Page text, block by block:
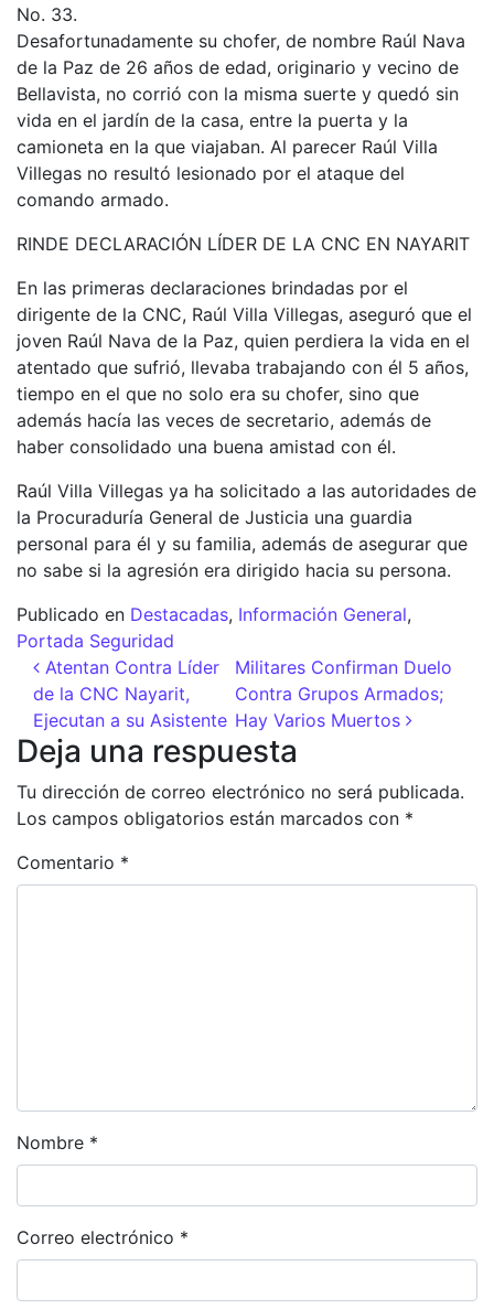
No. 33.
Desafortunadamente su chofer, de nombre Raúl Nava
de la Paz de 26 años de edad, originario y vecino de
Bellavista, no corrió con la misma suerte y quedó sin
vida en el jardín de la casa, entre la puerta y la
camioneta en la que viajaban. Al parecer Raúl Villa
Villegas no resultó lesionado por el ataque del
comando armado.
RINDE DECLARACIÓN LÍDER DE LA CNC EN NAYARIT
En las primeras declaraciones brindadas por el
dirigente de la CNC, Raúl Villa Villegas, aseguró que el
joven Raúl Nava de la Paz, quien perdiera la vida en el
atentado que sufrió, llevaba trabajando con él 5 años,
tiempo en el que no solo era su chofer, sino que
además hacía las veces de secretario, además de
haber consolidado una buena amistad con él.
Raúl Villa Villegas ya ha solicitado a las autoridades de
la Procuraduría General de Justicia una guardia
personal para él y su familia, además de asegurar que
no sabe si la agresión era dirigido hacia su persona.
Publicado en Destacadas, Información General,
Portada Seguridad
Navegación de entradas
Atentan Contra Líder
de la CNC Nayarit,
Ejecutan a su Asistente
Militares Confirman Duelo
Contra Grupos Armados;
Hay Varios Muertos
Deja una respuesta
Tu dirección de correo electrónico no será publicada.
Los campos obligatorios están marcados con *
Comentario *
Nombre *
Correo electrónico *